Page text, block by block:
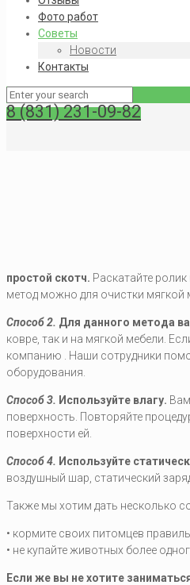
Фото работ
Советы
Новости
Контакты
8 (831) 231-09-82
справиться с этим вопросом
,
ваших питомцев самостоятельно.
Существует много способов
Рассмотрим каждый из них
простой скотч. Раскатайте
метод можно для очистки мягкой
Способ 2. Для данного метода
ковре, так и на мягкой мебели.
компанию . Наши сотрудники
оборудования.
Способ 3. Используйте влагу.
поверхность. Повторяйте
поверхности ей.
Способ 4. Используйте
воздушный шар, статический
Также мы хотим дать несколько
• кормите своих питомцев
• не купайте животных более
Если же вы не хотите